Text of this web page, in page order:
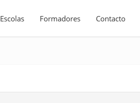
Escolas Formadores Contacto